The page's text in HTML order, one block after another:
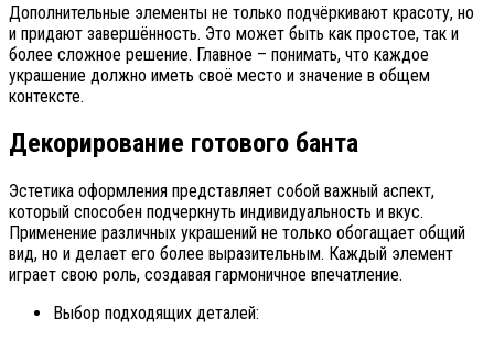
Дополнительные элементы не только подчёркивают красоту, но
и придают завершённость. Это может быть как простое, так и
более сложное решение. Главное – понимать, что каждое
украшение должно иметь своё место и значение в общем
контексте.
Декорирование готового банта
Эстетика оформления представляет собой важный аспект,
который способен подчеркнуть индивидуальность и вкус.
Применение различных украшений не только обогащает общий
вид, но и делает его более выразительным. Каждый элемент
играет свою роль, создавая гармоничное впечатление.
Выбор подходящих деталей: